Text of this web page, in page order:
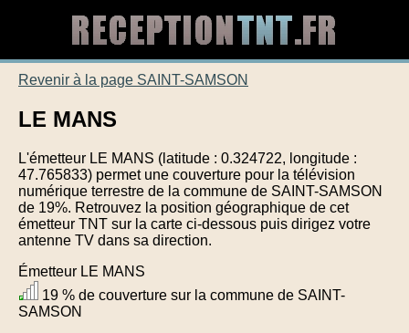
Revenir à la page SAINT-SAMSON
LE MANS
L'émetteur LE MANS (latitude : 0.324722, longitude :
47.765833) permet une couverture pour la télévision
numérique terrestre de la commune de SAINT-SAMSON
de 19%. Retrouvez la position géographique de cet
émetteur TNT sur la carte ci-dessous puis dirigez votre
antenne TV dans sa direction.
Émetteur LE MANS
19 % de couverture sur la commune de SAINT-
SAMSON